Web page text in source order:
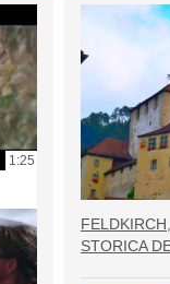
1:25
STORICA